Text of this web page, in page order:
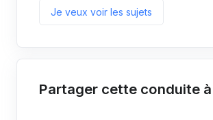
Je veux voir les sujets
Partager cette conduite